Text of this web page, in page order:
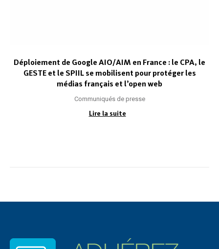
Déploiement de Google AIO/AIM en France : le CPA, le
GESTE et le SPIIL se mobilisent pour protéger les
médias français et l’open web
Communiqués de presse
Lire la suite